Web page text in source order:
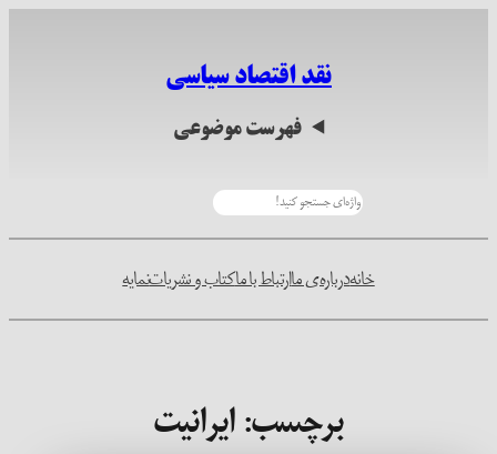
نقد اقتصاد سیاسی
فهرست موضوعی
خانهدرباره‌ی ماارتباط با ماکتاب و نشریاتنمایه
برچسب:ایرانیت